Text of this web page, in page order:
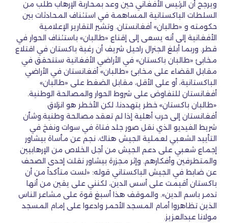
ويرجح أن الرئيس الأفغاني حين وعد بمحاربة الإرهاب طلب من
السلطات الباكستانية المساهمة في استئناف المحادثات بين
حكومته و «طالبان» أفغانستان. وتشير التقارير الإعلامية
الأفغانية إلى أنه يسعى إلى إقناع «طالبان» باستئناف الحوار في
قطر. وربما أبلغ الجنرال راحيل شريف أن رغبة باكستان في اقتلاع
مخابئ «طالبان باكستان» في الأراضي الأفغانية ستتحقق في
مقابل القضاء على مخابئ «طالبان» أفغانستان في الأراضي
الباكستانية، أو على الأقل، مقابل الضغط على «طالبان»
أفغانستان للتفاوض على شروط الحوار والمصالحة الوطنية.
«طالبان باكستان» خطر يتهددنا، لكن الأخطر هو انزلاق
أفغانستان إلى حرب أهلية إذا لم تعقد مصالحة وطنية.وشأن
شريط الفيديو الذي نقل صور جلد فتاة في سوات ونفخ في
التأييد الشعبي لعملية الجيش هناك، نجم عن مأساة بيشاور
إجماع شعبي على دعم الجيش من أجل الخلاص من الإرهابيين
والمتطرفين وأفكارهم. وإثر مجزرة بيشاور نقلت إحدى الصحف
عن ضابط في الجيش الباكستاني قوله: «لست متأكداً من أن
باكستان أقيمت على أسس الدين، لكنني على يقين من أنها
تدمر باسم الدين». والموقف هذا أسبغ قوة على مشاعر الناس
الذين تظاهروا أمام المسجد الأحمر وادعوا على إمام المسجد
مولانا عبدالعزيز.